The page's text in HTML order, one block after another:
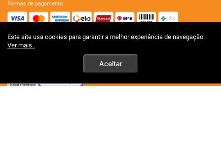
Este site usa cookies para garantir a melhor experiência de navegação.
Ver mais..
Aceitar
formas de pagamento
site 100% seguro